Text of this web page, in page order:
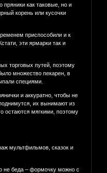
как таковые, но и
корень или кусочки
приспособили и к
эти ярмарки так и
торговых путей, поэтому
множество пекарен, в
специями.
и аккуратно, чтобы не
их вынимают из
остаются мягкими, поэтому
мультфильмов, сказок и
не беда – формочку можно с